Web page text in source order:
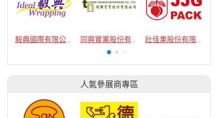
毅典國際有限公司 同興實業股份有限公司 壯佳果股份有限公司
人氣參展商專區